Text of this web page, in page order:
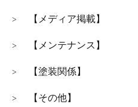
> 【メディア掲載】
> 【メンテナンス】
> 【塗装関係】
> 【その他】